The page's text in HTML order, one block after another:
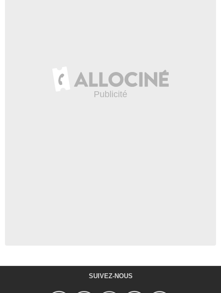
SUIVEZ-NOUS